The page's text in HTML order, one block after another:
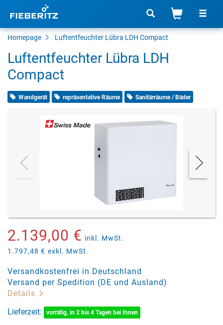
Homepage Luftentfeuchter Lübra LDH Compact
Luftentfeuchter Lübra LDH
Compact
Wandgerät repräsentative Räume Sanitärräume / Bäder
2.139,00 € inkl. MwSt.
1.797,48 € exkl. MwSt.
Versandkostenfrei in Deutschland
Versand per Spedition (DE und Ausland)
Details
Lieferzeit:
vorrätig, in 2 bis 4 Tagen bei Ihnen